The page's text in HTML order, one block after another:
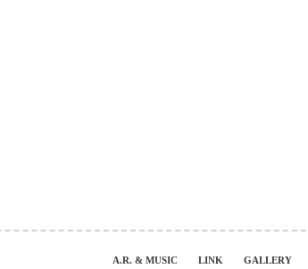
A.R. & MUSIC LINK GALLERY